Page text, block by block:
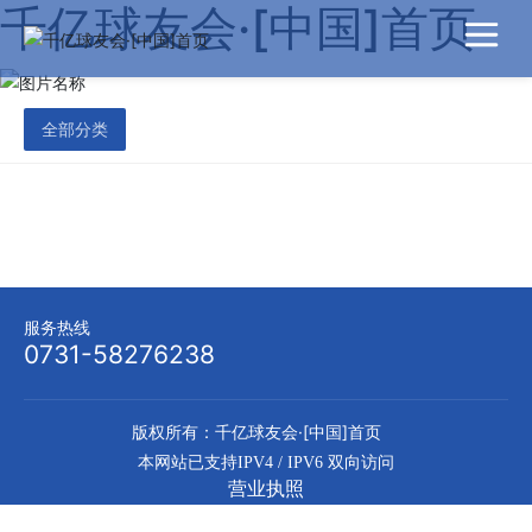
千亿球友会·[中国]首页
全部分类
服务热线
0731-58276238
版权所有：千亿球友会·[中国]首页
本网站已支持IPV4 / IPV6 双向访问
营业执照